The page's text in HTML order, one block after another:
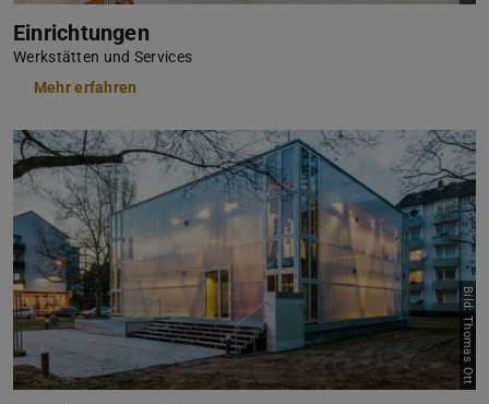
Einrichtungen
Werkstätten und Services
Mehr erfahren
Bild: Thomas Ott